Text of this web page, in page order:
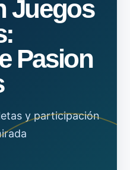
Juegos
Pasion
y participación